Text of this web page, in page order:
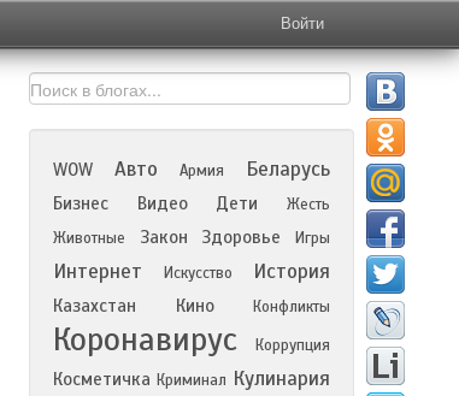
Войти
WOW Авто Армия Беларусь
Бизнес Видео Дети
Жесть
Животные
Закон Здоровье Игры
Интернет Искусство История
Казахстан Кино Конфликты
Коронавирус Коррупция
Косметичка Криминал Кулинария